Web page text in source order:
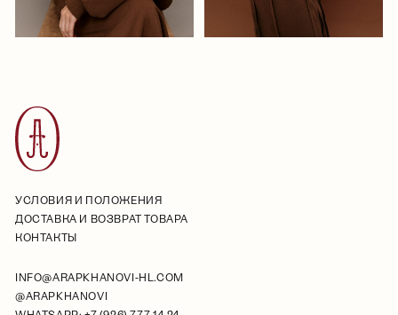
УСЛОВИЯ И ПОЛОЖЕНИЯ
ДОСТАВКА И ВОЗВРАТ ТОВАРА
КОНТАКТЫ
INFO@ARAPKHANOVI-HL.COM
@ARAPKHANOVI